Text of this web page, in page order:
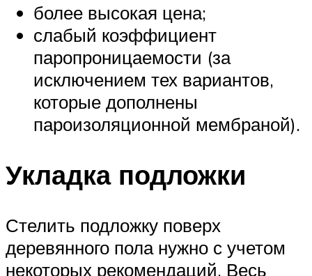
более высокая цена;
слабый коэффициент
паропроницаемости (за
исключением тех вариантов,
которые дополнены
пароизоляционной мембраной).
Укладка подложки
Стелить подложку поверх
деревянного пола нужно с учетом
некоторых рекомендаций. Весь